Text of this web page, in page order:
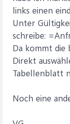
links einen
Unter
schreibe:
Da kommt die
Direkt
Tabellenblatt
Noch eine